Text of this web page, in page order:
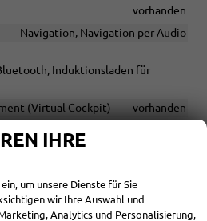
vorhanden
Navigation, Navigation per Audio
Induktionsladen für
(Virtual Cockpit)
vorhanden
Tempomat mit Lenkradkontrolle,
adaptiv (ACC),
IHRE
um unsere Dienste für Sie
wir Ihre Auswahl und
Analytics und Personalisierung,